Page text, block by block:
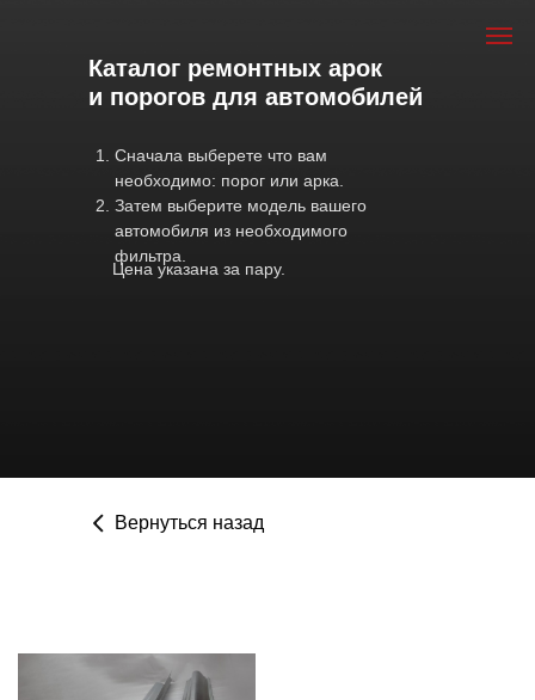
Каталог ремонтных арок
и порогов для автомобилей
Сначала выберете что вам
необходимо: порог или арка.
Затем выберите модель вашего
автомобиля из необходимого
фильтра.
Цена указана за пару.
Вернуться назад